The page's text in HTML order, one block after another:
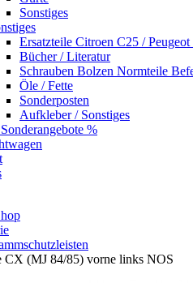
Sonstiges
Ersatzteile Citroen C25 /
Bücher / Literatur
Schrauben Bolzen Normteile
Öle / Fette
Sonderposten
Aufkleber / Sonstiges
%
CX (MJ 84/85) vorne links NOS